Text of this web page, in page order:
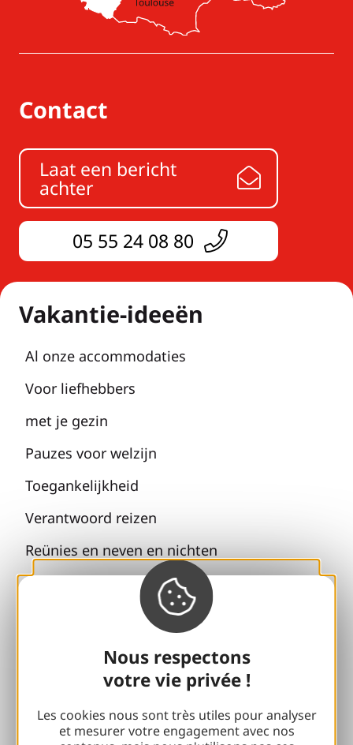
Nous respectons
votre vie privée !
Les cookies nous sont très utiles pour analyser
et mesurer votre engagement avec nos
Contact
Laat een bericht
achter
05 55 24 08 80
Vakantie-ideeën
Al onze accommodaties
Voor liefhebbers
met je gezin
Pauzes voor welzijn
Toegankelijkheid
Verantwoord reizen
Reünies en neven en nichten
Met mijn hond
Alle vakantie-ideeën
Espace Pro
Sport pauzes